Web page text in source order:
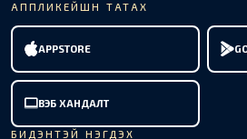
АППЛИКЕЙШН ТАТАХ
APPSTORE
ВЭБ ХАНДАЛТ
БИДЭНТЭЙ НЭГДЭХ